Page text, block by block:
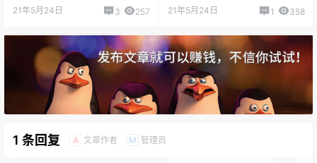
21年5月24日 3 257 21年5月24日 1 358
1 条回复 A 文章作者 M 管理员